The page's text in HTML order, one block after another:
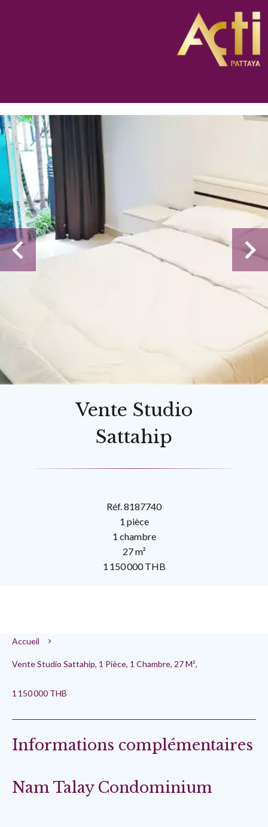
Vente Studio
Sattahip
Réf. 8187740
1 pièce
1 chambre
27 m²
1 150 000 THB
Accueil
Vente Studio Sattahip, 1 Pièce, 1 Chambre, 27 M²,
1 150 000 THB
Informations complémentaires
Nam Talay Condominium